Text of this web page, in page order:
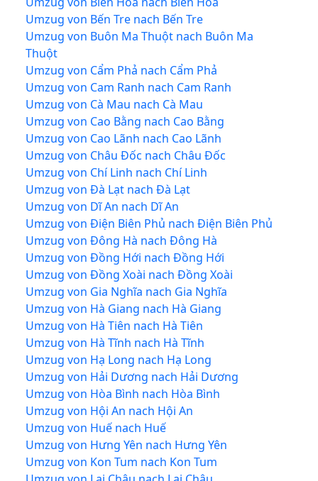
Umzug von Bến Tre nach Bến Tre
Umzug von Buôn Ma Thuột nach Buôn Ma
Thuột
Umzug von Cẩm Phả nach Cẩm Phả
Umzug von Cam Ranh nach Cam Ranh
Umzug von Cà Mau nach Cà Mau
Umzug von Cao Bằng nach Cao Bằng
Umzug von Cao Lãnh nach Cao Lãnh
Umzug von Châu Đốc nach Châu Đốc
Umzug von Chí Linh nach Chí Linh
Umzug von Đà Lạt nach Đà Lạt
Umzug von Dĩ An nach Dĩ An
Umzug von Điện Biên Phủ nach Điện Biên Phủ
Umzug von Đông Hà nach Đông Hà
Umzug von Đồng Hới nach Đồng Hới
Umzug von Đồng Xoài nach Đồng Xoài
Umzug von Gia Nghĩa nach Gia Nghĩa
Umzug von Hà Giang nach Hà Giang
Umzug von Hà Tiên nach Hà Tiên
Umzug von Hà Tĩnh nach Hà Tĩnh
Umzug von Hạ Long nach Hạ Long
Umzug von Hải Dương nach Hải Dương
Umzug von Hòa Bình nach Hòa Bình
Umzug von Hội An nach Hội An
Umzug von Huế nach Huế
Umzug von Hưng Yên nach Hưng Yên
Umzug von Kon Tum nach Kon Tum